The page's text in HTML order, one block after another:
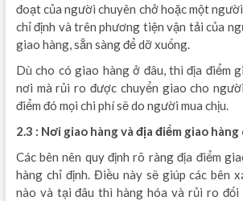
đoạt của người chuyên chở hoặc một
chỉ định và trên phương tiện vận tải của
giao hàng, sẵn sàng để dỡ xuống.
Dù cho có giao hàng ở đâu, thì địa điểm
nơi mà rủi ro được chuyển giao cho
điểm đó mọi chi phí sẽ do người mua chịu.
2.3 : Nơi giao hàng và địa điểm giao
Các bên nên quy định rõ ràng địa điểm
hàng chỉ định. Điều này sẽ giúp các bên
nào và tại đâu thì hàng hóa và rủi ro đối